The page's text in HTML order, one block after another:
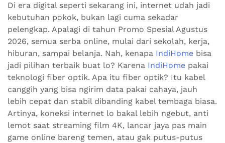
Di era digital seperti sekarang ini, internet udah jadi
kebutuhan pokok, bukan lagi cuma sekadar
pelengkap. Apalagi di tahun Promo Spesial Agustus
2026, semua serba online, mulai dari sekolah, kerja,
hiburan, sampai belanja. Nah, kenapa IndiHome bisa
jadi pilihan terbaik buat lo? Karena IndiHome pakai
teknologi fiber optik. Apa itu fiber optik? Itu kabel
canggih yang bisa ngirim data pakai cahaya, jauh
lebih cepat dan stabil dibanding kabel tembaga biasa.
Artinya, koneksi internet lo bakal lebih ngebut, anti
lemot saat streaming film 4K, lancar jaya pas main
game online bareng temen, atau gak putus-putus